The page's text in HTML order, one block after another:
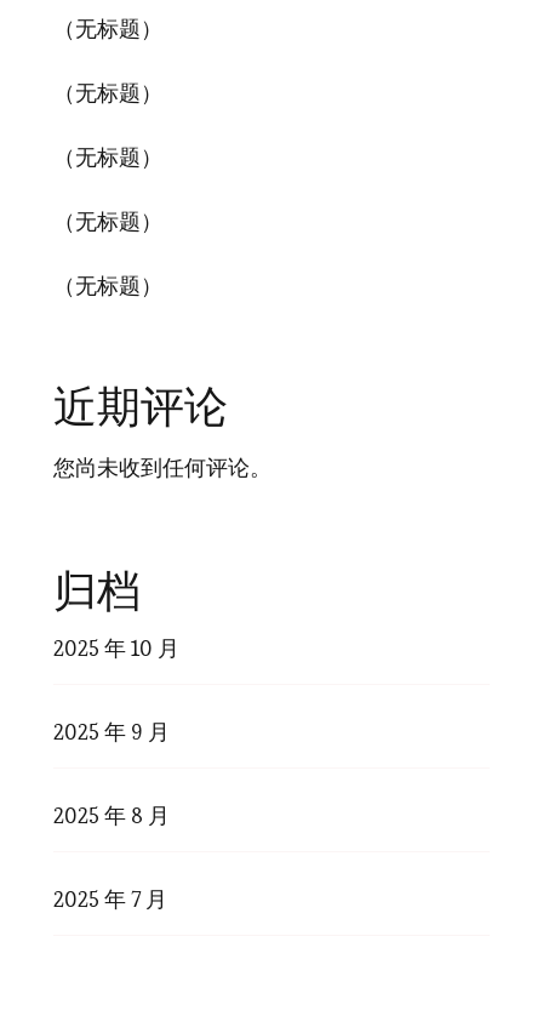
（无标题）
（无标题）
（无标题）
（无标题）
（无标题）
近期评论
您尚未收到任何评论。
归档
2025 年 10 月
2025 年 9 月
2025 年 8 月
2025 年 7 月